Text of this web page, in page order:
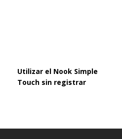
Utilizar el Nook Simple
Touch sin registrar